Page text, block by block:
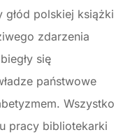
głód polskiej książki
zdarzenia
się
państwowe
Wszystko
pracy bibliotekarki